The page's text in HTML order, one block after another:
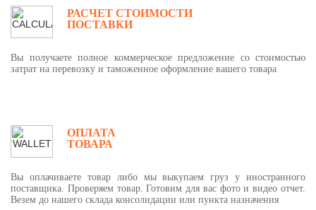
РАСЧЕТ СТОИМОСТИ
ПОСТАВКИ
Вы получаете полное коммерческое предложение со стоимостью
затрат на перевозку и таможенное оформление вашего товара
ОПЛАТА
ТОВАРА
Вы оплачиваете товар либо мы выкупаем груз у иностранного
поставщика. Проверяем товар. Готовим для вас фото и видео отчет.
Везем до нашего склада консолидации или пункта назначения